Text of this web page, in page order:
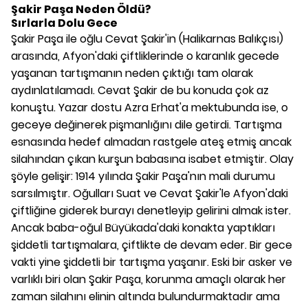
Şakir Paşa Neden Öldü?
Sırlarla Dolu Gece
Şakir Paşa ile oğlu Cevat Şakir'in (Halikarnas Balıkçısı)
arasında, Afyon'daki çiftliklerinde o karanlık gecede
yaşanan tartışmanın neden çıktığı tam olarak
aydınlatılamadı. Cevat Şakir de bu konuda çok az
konuştu. Yazar dostu Azra Erhat'a mektubunda ise, o
geceye değinerek pişmanlığını dile getirdi. Tartışma
esnasında hedef almadan rastgele ateş etmiş ancak
silahından çıkan kurşun babasına isabet etmiştir. Olay
şöyle gelişir: 1914 yılında Şakir Paşa'nın mali durumu
sarsılmıştır. Oğulları Suat ve Cevat Şakir'le Afyon'daki
çiftliğine giderek burayı denetleyip gelirini almak ister.
Ancak baba-oğul Büyükada'daki konakta yaptıkları
şiddetli tartışmalara, çiftlikte de devam eder. Bir gece
vakti yine şiddetli bir tartışma yaşanır. Eski bir asker ve
varlıklı biri olan Şakir Paşa, korunma amaçlı olarak her
zaman silahını elinin altında bulundurmaktadır ama